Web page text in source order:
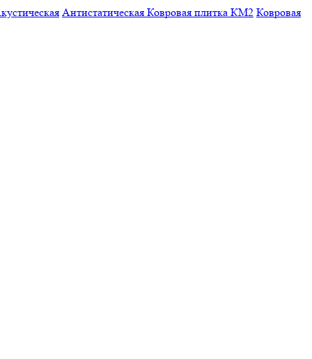
Антистатическая Ковровая плитка КМ2 Ковровая